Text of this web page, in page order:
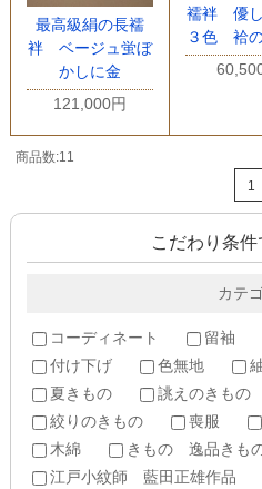
最高級絹の長襦
袢 ベージュ蛍ぼ
かしに金
121,000円
襦袢 優
３色 袷
商品数:11
1
こだわり条
カテ
コーディネート 留袖
付け下げ
色無地
夏きもの
誂えのきもの
絞りのきもの
喪服
木綿
きもの 逸品きも
江戸小紋師 藍田正雄作品